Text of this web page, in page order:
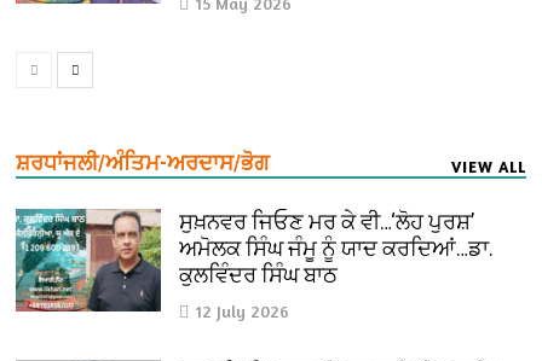
ਸ਼ਰਧਾਂਜਲੀ/ਅੰਤਿਮ-ਅਰਦਾਸ/ਭੋਗ VIEW ALL
ਸੁਖ਼ਨਵਰ ਜਿਓਣ ਮਰ ਕੇ ਵੀ…‘ਲੋਹ ਪੁਰਸ਼’
ਅਮੋਲਕ ਸਿੰਘ ਜੰਮੂ ਨੂੰ ਯਾਦ ਕਰਦਿਆਂ…ਡਾ.
ਕੁਲਵਿੰਦਰ ਸਿੰਘ ਬਾਠ
12 July 2026